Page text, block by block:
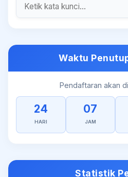
Waktu
Pendaftaran akan
24
HARI
07
JAM
Statistik